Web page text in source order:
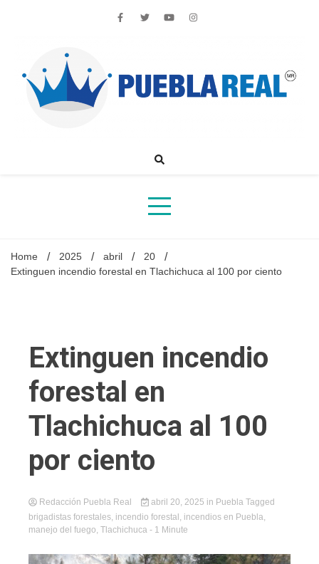
Noticias de actualidad de Puebla, México y el mundo
Home 2025 abril
20
Extinguen incendio forestal en Tlachichuca al 100 por ciento
Extinguen incendio
forestal en
Tlachichuca al 100
por ciento
Redacción Puebla Real abril 20, 2025 in Puebla Tagged
brigadistas forestales, incendio forestal , incendios en Puebla,
manejo del fuego, Tlachichuca - 1 Minute